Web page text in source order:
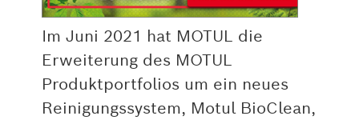
Im Juni 2021 hat MOTUL die
Erweiterung des MOTUL
Produktportfolios um ein neues
Reinigungssystem, Motul BioClean,